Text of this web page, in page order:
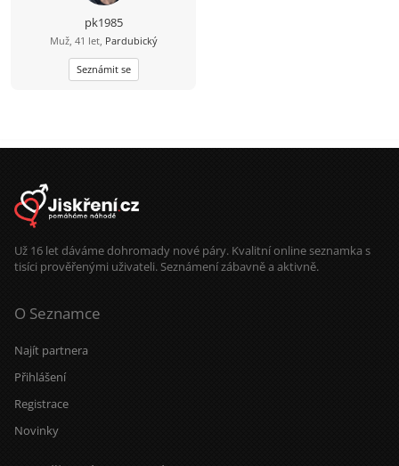
pk1985
Muž, 41 let, Pardubický
Seznámit se
Už 16 let dáváme dohromady nové páry. Kvalitní online seznamka s
tisíci prověřenými uživateli. Seznámení zábavně a aktivně.
O Seznamce
Najít partnera
Přihlášení
Registrace
Novinky